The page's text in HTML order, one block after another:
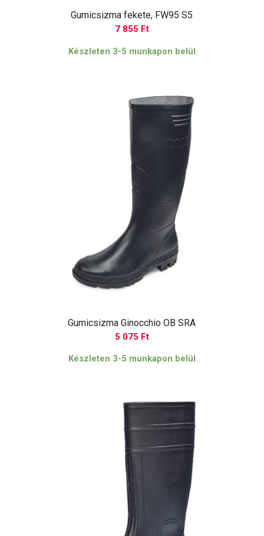
Gumicsizma fekete, FW95 S5
7 855 Ft
Készleten 3-5 munkapon belül
Gumicsizma Ginocchio OB SRA
5 075 Ft
Készleten 3-5 munkapon belül